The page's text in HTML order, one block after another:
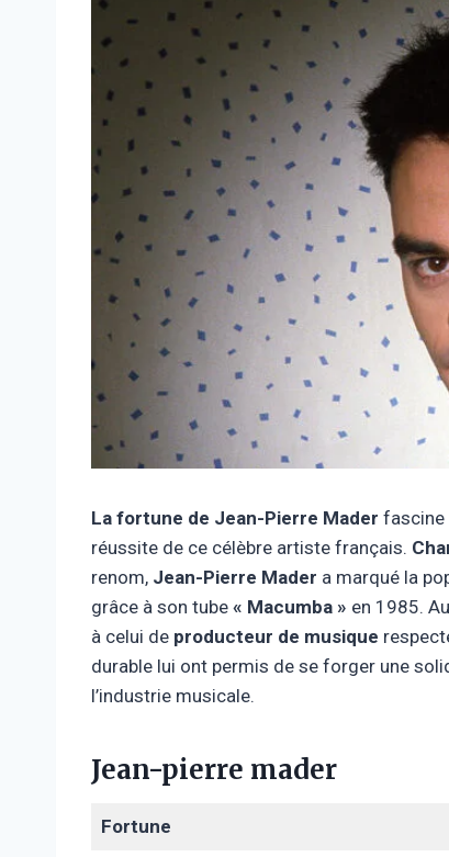
La fortune de Jean-Pierre Mader fascine
réussite de ce célèbre artiste français.
renom, Jean-Pierre Mader a marqué la
grâce à son tube « Macumba » en 1985.
à celui de producteur de musique
durable lui ont permis de se forger une
l’industrie musicale.
Jean-pierre mader
Fortune